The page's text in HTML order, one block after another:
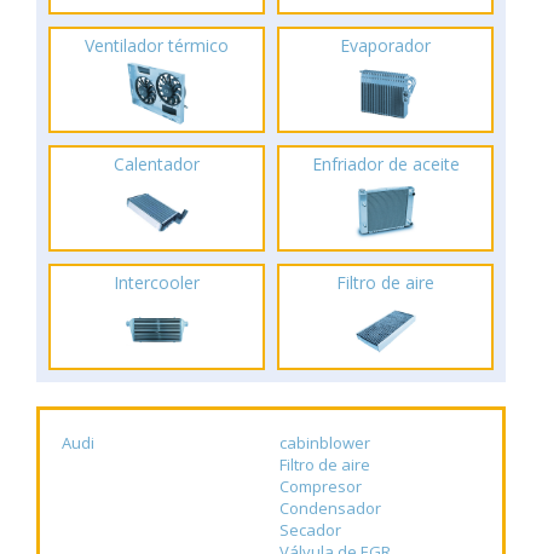
Ventilador térmico Evaporador
Calentador Enfriador de aceite
Intercooler Filtro de aire
Audi
cabinblower
Filtro de aire
Compresor
Condensador
Secador